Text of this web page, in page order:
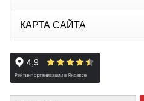
КАРТА САЙТА